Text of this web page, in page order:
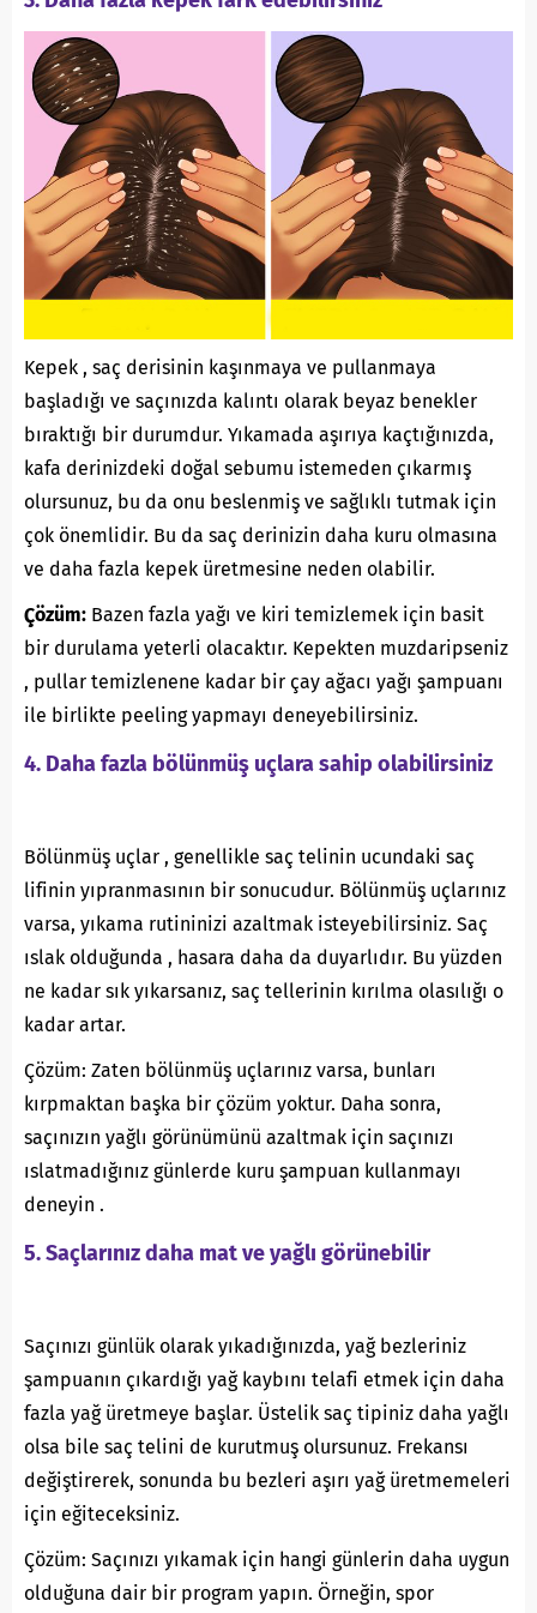
Kepek , saç derisinin kaşınmaya ve pullanmaya
başladığı ve saçınızda kalıntı olarak beyaz benekler
bıraktığı bir durumdur. Yıkamada aşırıya kaçtığınızda,
kafa derinizdeki doğal sebumu istemeden çıkarmış
olursunuz, bu da onu beslenmiş ve sağlıklı tutmak için
çok önemlidir. Bu da saç derinizin daha kuru olmasına
ve daha fazla kepek üretmesine neden olabilir.
Çözüm: Bazen fazla yağı ve kiri temizlemek için basit
bir durulama yeterli olacaktır. Kepekten muzdaripseniz
, pullar temizlenene kadar bir çay ağacı yağı şampuanı
ile birlikte peeling yapmayı deneyebilirsiniz.
4. Daha fazla bölünmüş uçlara sahip olabilirsiniz
Bölünmüş uçlar , genellikle saç telinin ucundaki saç
lifinin yıpranmasının bir sonucudur. Bölünmüş uçlarınız
varsa, yıkama rutininizi azaltmak isteyebilirsiniz. Saç
ıslak olduğunda , hasara daha da duyarlıdır. Bu yüzden
ne kadar sık ​​yıkarsanız, saç tellerinin kırılma olasılığı o
kadar artar.
Çözüm: Zaten bölünmüş uçlarınız varsa, bunları
kırpmaktan başka bir çözüm yoktur. Daha sonra,
saçınızın yağlı görünümünü azaltmak için saçınızı
ıslatmadığınız günlerde kuru şampuan kullanmayı
deneyin .
5. Saçlarınız daha mat ve yağlı görünebilir
Saçınızı günlük olarak yıkadığınızda, yağ bezleriniz
şampuanın çıkardığı yağ kaybını telafi etmek için daha
fazla yağ üretmeye başlar. Üstelik saç tipiniz daha yağlı
olsa bile saç telini de kurutmuş olursunuz. Frekansı
değiştirerek, sonunda bu bezleri aşırı yağ üretmemeleri
için eğiteceksiniz.
Çözüm: Saçınızı yıkamak için hangi günlerin daha uygun
olduğuna dair bir program yapın. Örneğin, spor